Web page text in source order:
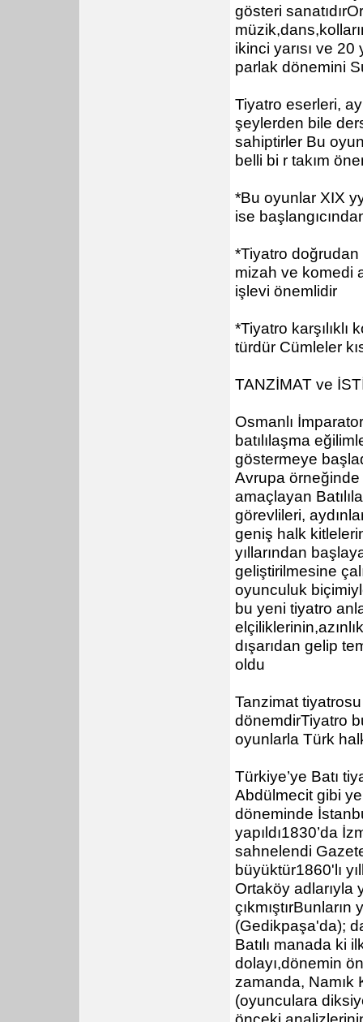
gösteri
ikinci yarısı ve
parlak dönemini
Tiyatro eserleri,
şeylerden bile
sahiptirler Bu
belli bi r takım
*Bu oyunlar XIX
ise
*Tiyatro
mizah ve komedi
işlevi önemlidir
*Tiyatro
türdür Cümleler
TANZİMAT ve
Osmanlı
batılılaşma
göstermeye
Avrupa
amaçlayan
görevlileri,
geniş halk
yıllarından
geliştirilmesine
oyunculuk
bu yeni tiyatro
dışarıdan gelip
oldu
Tanzimat tiyatrosu
dönemdirTiyatro
oyunlarla Türk
Türkiye’ye Batı
Abdülmecit gibi
döneminde
yapıldı1830’da
sahnelendi
büyüktür1860'lı
Ortaköy adlarıyla
(Gedikpaşa'da);
Batılı manada ki
dolayı,dönemin
zamanda, Namık
(oyunculara
önceki